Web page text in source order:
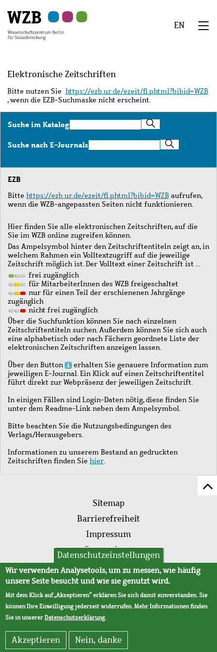
Hauptinhalt
springen
Navigation
springen
Suche
springen
Sekundärnavigation
springen
Fußzeile
springen
EN
Elektronische Zeitschriften
Bitte nutzen Sie https://ezb.ur.de/ezeit/fl.phtml?bibid=WZB
, wenn die EZB-Suchmaske nicht erscheint.
Suche im KatalogSuche
im
Katalog
Suche nach E-JournalsSuche
nach
Journals
EZB
Bitte https://ezb.ur.de/ezeit/fl.phtml?bibid=WZB aufrufen,
wenn die WZB-angepassten Seiten nicht funktionieren.
Hier finden Sie alle elektronischen Zeitschriften, auf die
Sie im WZB online zugreifen können.
Das Ampelsymbol hinter den Zeitschriftentiteln zeigt an, in
welchem Rahmen ein Volltextzugriff auf die jeweilige
Zeitschrift möglich ist. Der Volltext einer Zeitschrift ist …
frei zugänglich
für MitarbeiterInnen des WZB freigeschaltet
nur für einen Teil der erschienenen Jahrgänge
zugänglich
nicht frei zugänglich
Über die Suchfunktion können Sie nach einzelnen
Zeitschriftentiteln suchen. Außerdem können Sie sich auch
eine alphabetisch oder nach Fächern geordnete Liste der
elektronischen Zeitschriften anzeigen lassen.
Über den Button
erhalten Sie genauere Information zum
jeweiligen E-Journal. Ein Klick auf einen Zeitschriftentitel
führt direkt zur Webpräsenz der jeweiligen Zeitschrift.
In einigen Fällen sind Login-Daten nötig, diese finden Sie
unter dem Readme-Link neben dem Ampelsymbol.
Bitte beachten Sie die Nutzungsbedingungen des
Verlags/Herausgebers.
Informationen zu unserem Bestand an gedruckten
Zeitschriften finden Sie hier.
Fußleistenmenü
Sitemap
Barrierefreiheit
Impressum
Datenschutz
AVB
Datenschutzeinstellungen
Wir verwenden Analysetools, um zu messen, wie häufig
unsere Seite besucht und wie sie genutzt wird.
Mit dem Klick auf „Akzeptieren“ erklären Sie sich damit einverstanden. Sie
können Ihre Einwilligung jederzeit widerrufen. Mehr Informationen finden
Sie in unsererDatenschutzerklärung.
Akzeptieren Nein, danke